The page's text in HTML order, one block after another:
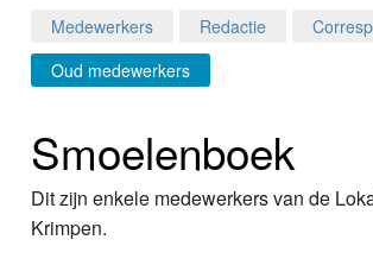
Login
Programma's
Nieuws
Medewerkers Redactie
Oud medewerkers
Smoelenboek
Dit zijn enkele medewerkers van de
Krimpen.